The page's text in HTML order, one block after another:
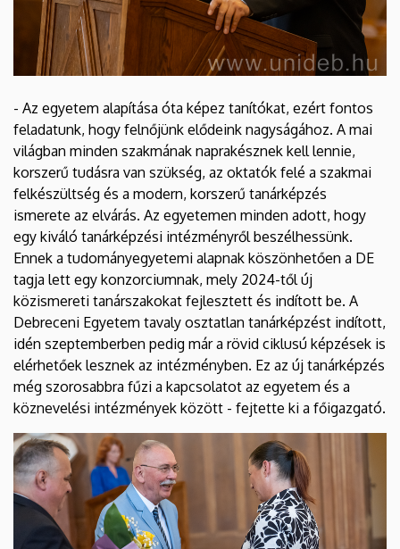
- Az egyetem alapítása óta képez tanítókat, ezért fontos
feladatunk, hogy felnőjünk elődeink nagyságához. A mai
világban minden szakmának naprakésznek kell lennie,
korszerű tudásra van szükség, az oktatók felé a szakmai
felkészültség és a modern, korszerű tanárképzés
ismerete az elvárás. Az egyetemen minden adott, hogy
egy kiváló tanárképzési intézményről beszélhessünk.
Ennek a tudományegyetemi alapnak köszönhetően a DE
tagja lett egy konzorciumnak, mely 2024-től új
közismereti tanárszakokat fejlesztett és indított be. A
Debreceni Egyetem tavaly osztatlan tanárképzést indított,
idén szeptemberben pedig már a rövid ciklusú képzések is
elérhetőek lesznek az intézményben. Ez az új tanárképzés
még szorosabbra fűzi a kapcsolatot az egyetem és a
köznevelési intézmények között - fejtette ki a főigazgató.